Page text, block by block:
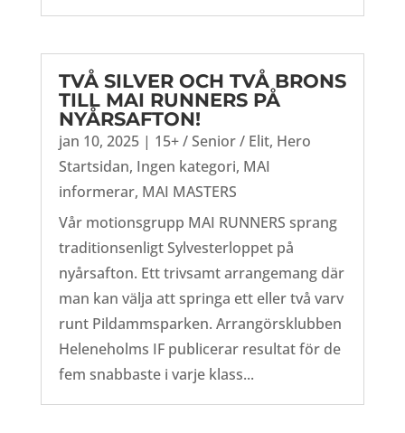
TVÅ SILVER OCH TVÅ BRONS
TILL MAI RUNNERS PÅ
NYÅRSAFTON!
jan 10, 2025| 15+ / Senior / Elit, Hero
Startsidan, Ingen kategori, MAI
informerar, MAI MASTERS
Vår motionsgrupp MAI RUNNERS sprang
traditionsenligt Sylvesterloppet på
nyårsafton. Ett trivsamt arrangemang där
man kan välja att springa ett eller två varv
runt Pildammsparken. Arrangörsklubben
Heleneholms IF publicerar resultat för de
fem snabbaste i varje klass...